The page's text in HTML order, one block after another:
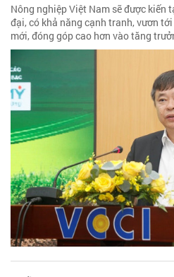
Nông nghiệp Việt Nam sẽ được kiến
đại, có khả năng cạnh tranh, vươn
mới, đóng góp cao hơn vào tăng